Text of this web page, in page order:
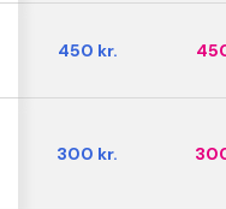
450 kr.
300 kr.